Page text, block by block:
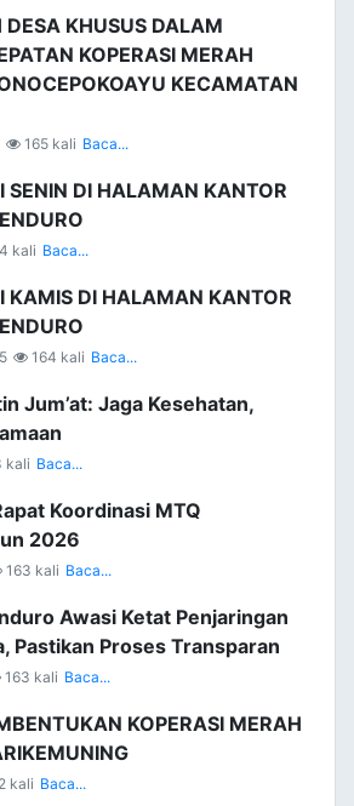
KHUSUS DALAM
KOPERASI MERAH
KECAMATAN
165 kali Baca...
SENIN DI HALAMAN KANTOR
kali Baca...
KAMIS DI HALAMAN KANTOR
164 kali Baca...
Jum’at: Jaga Kesehatan,
kali Baca...
Koordinasi MTQ
2026
163 kali Baca...
Awasi Ketat Penjaringan
Pastikan Proses Transparan
163 kali Baca...
KOPERASI MERAH
kali Baca...